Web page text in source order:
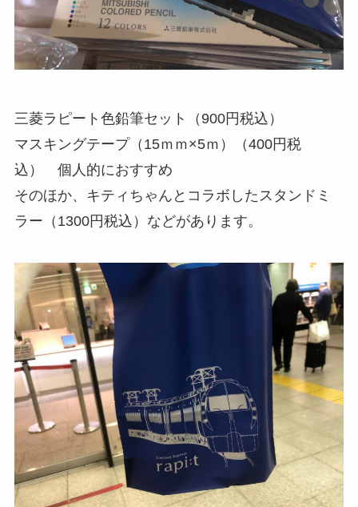
三菱ラピート色鉛筆セット（900円税込）
マスキングテープ（15ｍｍ×5ｍ）（400円税
込） 個人的におすすめ
そのほか、キティちゃんとコラボしたスタンドミ
ラー（1300円税込）などがあります。